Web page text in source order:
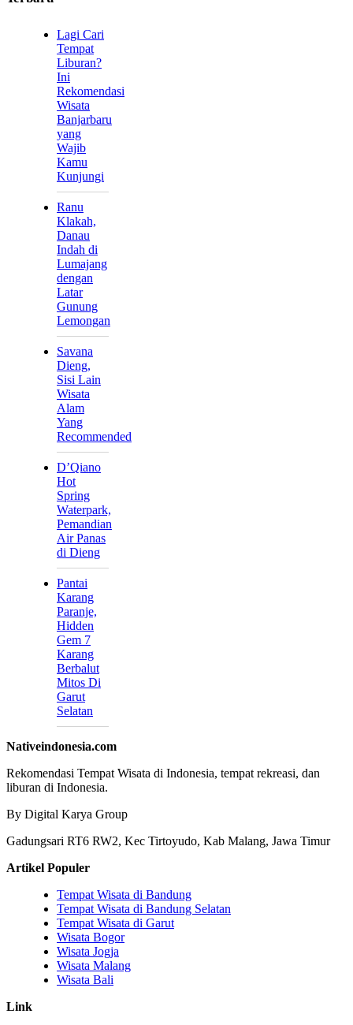
Lagi Cari
Tempat
Liburan?
Ini
Rekomendasi
Wisata
Banjarbaru
yang
Wajib
Kamu
Kunjungi
Ranu
Klakah,
Danau
Indah di
Lumajang
dengan
Latar
Gunung
Lemongan
Savana
Dieng,
Sisi Lain
Wisata
Alam
Yang
Recommended
D’Qiano
Hot
Spring
Waterpark,
Pemandian
Air Panas
di Dieng
Pantai
Karang
Paranje,
Hidden
Gem 7
Karang
Berbalut
Mitos Di
Garut
Selatan
Nativeindonesia.com
Rekomendasi Tempat Wisata di Indonesia, tempat rekreasi, dan
liburan di Indonesia.
By Digital Karya Group
Gadungsari RT6 RW2, Kec Tirtoyudo, Kab Malang, Jawa Timur
Artikel Populer
Tempat Wisata di Bandung
Tempat Wisata di Bandung Selatan
Tempat Wisata di Garut
Wisata Bogor
Wisata Jogja
Wisata Malang
Wisata Bali
Link